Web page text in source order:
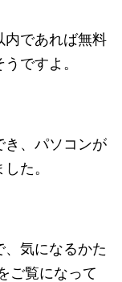
内であれば無料
ですよ。
き、パソコンが
た。
気になるかた
ご覧になって